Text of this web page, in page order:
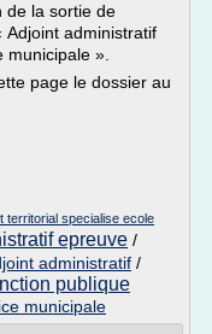
de la sortie de
Adjoint administratif
».
page le dossier au
specialise ecole
epreuve /
administratif /
publique
municipale